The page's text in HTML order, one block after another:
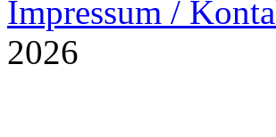
Impressum /
2026